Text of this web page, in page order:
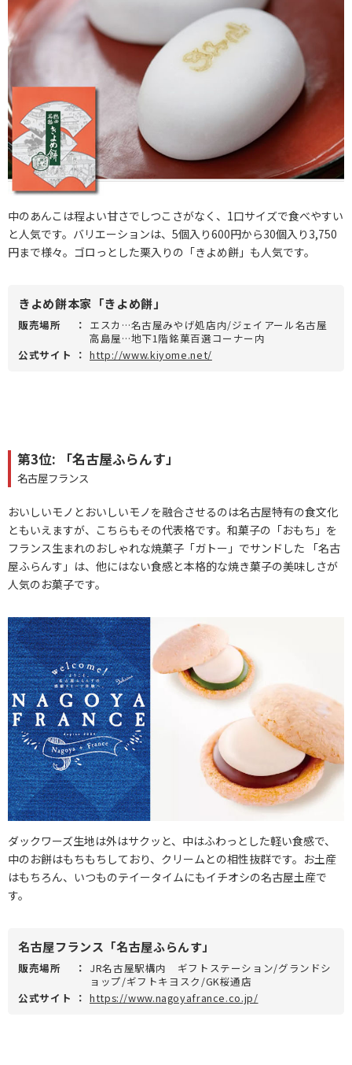
中のあんこは程よい甘さでしつこさがなく、1口サイズで食べやすい
と人気です。バリエーションは、5個入り600円から30個入り3,750
円まで様々。ゴロっとした栗入りの「きよめ餅」も人気です。
きよめ餅本家「きよめ餅」
販売場所 ： エスカ…名古屋みやげ処店内/ジェイアール名古屋
高島屋…地下1階銘菓百選コーナー内
公式サイト
： http://www.kiyome.net/
第3位: 「名古屋ふらんす」
名古屋フランス
おいしいモノとおいしいモノを融合させるのは名古屋特有の食文化
ともいえますが、こちらもその代表格です。和菓子の「おもち」を
フランス生まれのおしゃれな焼菓子「ガトー」でサンドした 「名古
屋ふらんす」は、他にはない食感と本格的な焼き菓子の美味しさが
人気のお菓子です。
ダックワーズ生地は外はサクッと、中はふわっとした軽い食感で、
中のお餅はもちもちしており、クリームとの相性抜群です。お土産
はもちろん、いつものテイータイムにもイチオシの名古屋土産で
す。
名古屋フランス「名古屋ふらんす」
販売場所 ： JR名古屋駅構内 ギフトステーション/グランドシ
ョップ/ギフトキヨスク/GK桜通店
公式サイト
： https://www.nagoyafrance.co.jp/